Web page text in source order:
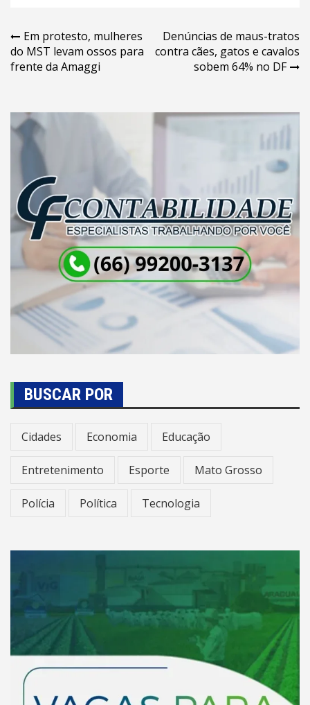
Navegação
de
Em protesto, mulheres
do MST levam ossos para
frente da Amaggi
Denúncias de maus-tratos
contra cães, gatos e cavalos
sobem 64% no DF
BUSCAR POR
Cidades Economia Educação
Entretenimento Esporte Mato Grosso
Polícia Política Tecnologia